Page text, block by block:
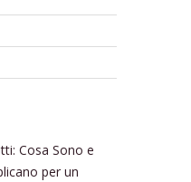
Cosa Sono e
per un